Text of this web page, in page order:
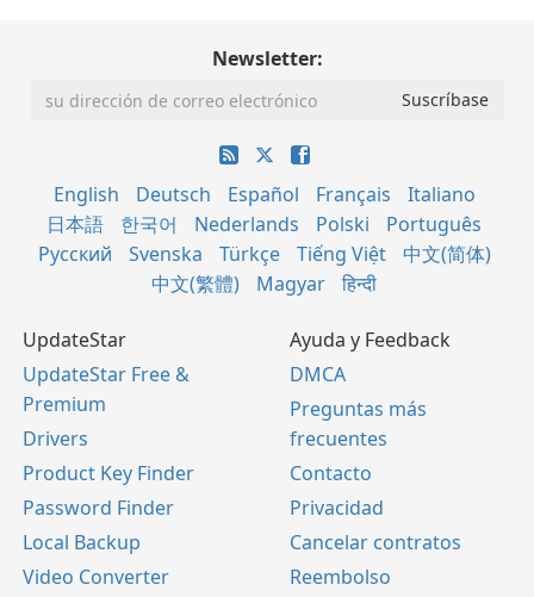
Newsletter:
English Deutsch Español Français
Italiano
日本語
한국어 Nederlands Polski
Português
Русский
Svenska Türkçe Tiếng Việt
中文(简体)
中文(繁體)
Magyar हिन्दी
UpdateStar
UpdateStar Free &
Premium
Drivers
Product Key Finder
Password Finder
Local Backup
Video Converter
Ayuda y Feedback
DMCA
Preguntas más
frecuentes
Contacto
Privacidad
Cancelar contratos
Reembolso